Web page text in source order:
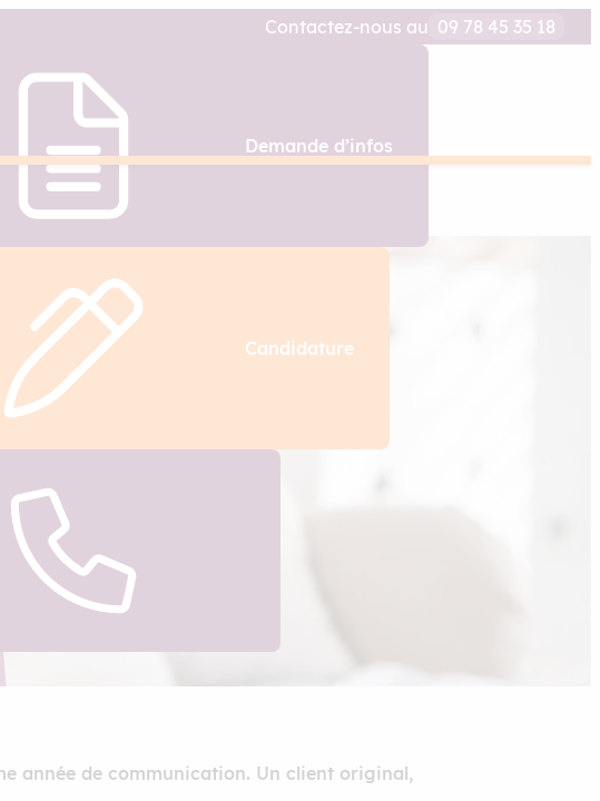
Contactez-nous au 09 78 45 35 18
Demande d’infos
Candidature
année de communication. Un client original,